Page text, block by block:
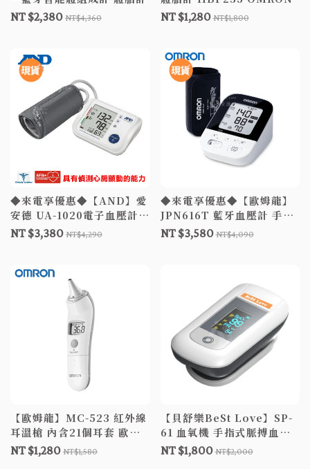
NT $2,380 NT$4,360 NT $1,280NT$1,800
◆來電享優惠◆【AND】愛
安德 UA-1020電子血壓計
含變壓器 手臂式血壓計
UA1020 電子血壓計
NT $3,380 NT$4,290
◆來電享優惠◆【歐姆龍】
JPN616T 藍牙血壓計 手臂
式血壓計 歐姆龍血壓 電子
血壓計
NT $3,580NT$4,090
【歐姆龍】MC-523 紅外線
耳溫槍 內含21個耳套 歐姆
龍耳溫槍 體溫計 測量體溫
MC523
NT $1,280 NT$1,580
【貝舒樂BeSt Love】SP-
61 血氧機 手指式脈搏血氧
儀 血氧濃度計 血氧監測器
台灣製造 SP61
NT $1,800NT$2,000